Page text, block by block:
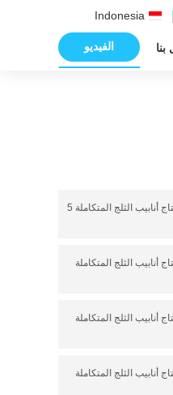
Indonesia
بنا الفيديو
ماكينة إنتاج أنابيب الثلج المتكاملة 5
أنابيب الثلج المتكاملة
أنابيب الثلج المتكاملة
أنابيب الثلج المتكاملة